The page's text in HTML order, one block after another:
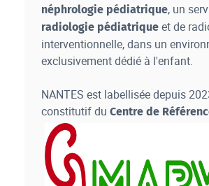
néphrologie pédiatrique, un
radiologie pédiatrique et de
interventionnelle, dans un
exclusivement dédié à l'enfant.
NANTES est labellisée depuis
constitutif duCentre de